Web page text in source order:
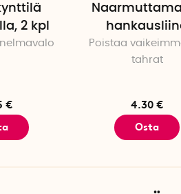
2 kpl
€
Poistaa
tahrat
4.30 €
Osta